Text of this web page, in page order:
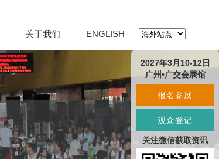
关于我们 ENGLISH
2027年3月10-12日
广州•广交会展馆
报名参展
观众登记
关注微信获取资讯